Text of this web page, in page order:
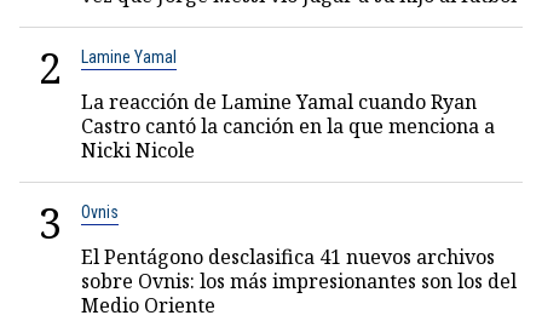
2 Lamine Yamal
La reacción de Lamine Yamal cuando Ryan
Castro cantó la canción en la que menciona a
Nicki Nicole
3 Ovnis
El Pentágono desclasifica 41 nuevos archivos
sobre Ovnis: los más impresionantes son los del
Medio Oriente